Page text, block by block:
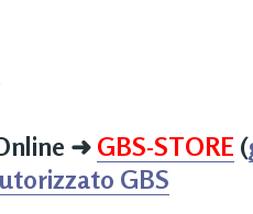
➜ GBS-STORE (
GBS